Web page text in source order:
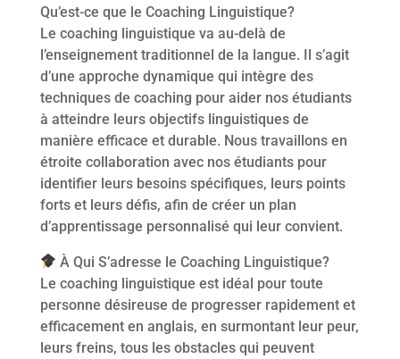
Qu’est-ce que le Coaching Linguistique?
Le coaching linguistique va au-delà de
l’enseignement traditionnel de la langue. Il s’agit
d’une approche dynamique qui intègre des
techniques de coaching pour aider nos étudiants
à atteindre leurs objectifs linguistiques de
manière efficace et durable. Nous travaillons en
étroite collaboration avec nos étudiants pour
identifier leurs besoins spécifiques, leurs points
forts et leurs défis, afin de créer un plan
d’apprentissage personnalisé qui leur convient.
À Qui S’adresse le Coaching Linguistique?
Le coaching linguistique est idéal pour toute
personne désireuse de progresser rapidement et
efficacement en anglais, en surmontant leur peur,
leurs freins, tous les obstacles qui peuvent